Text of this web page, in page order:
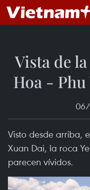
Vista de
Hoa - Phu
Visto desde arriba,
Xuan Dai, la roca
parecen vívidos.